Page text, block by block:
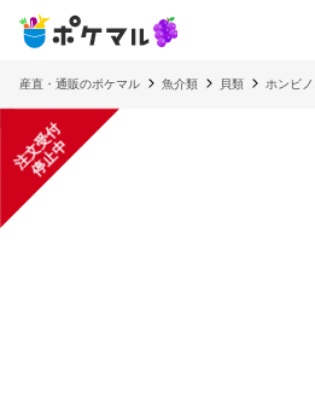
産直・通販のポケマル 魚介類 貝類 ホンビノ
注
文
受
付
停
止
中